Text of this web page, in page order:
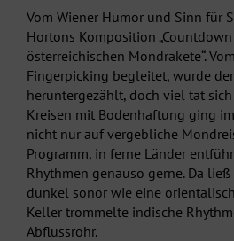
Vom Wiener Humor und Sinn für
Hortons Komposition
österreichischen Mondrakete“.
Fingerpicking begleitet, wurde
heruntergezählt, doch viel tat
Kreisen mit Bodenhaftung ging
nicht nur auf vergebliche
Programm, in ferne Länder
Rhythmen genauso gerne. Da
dunkel sonor wie eine
Keller trommelte indische
Abflussrohr.